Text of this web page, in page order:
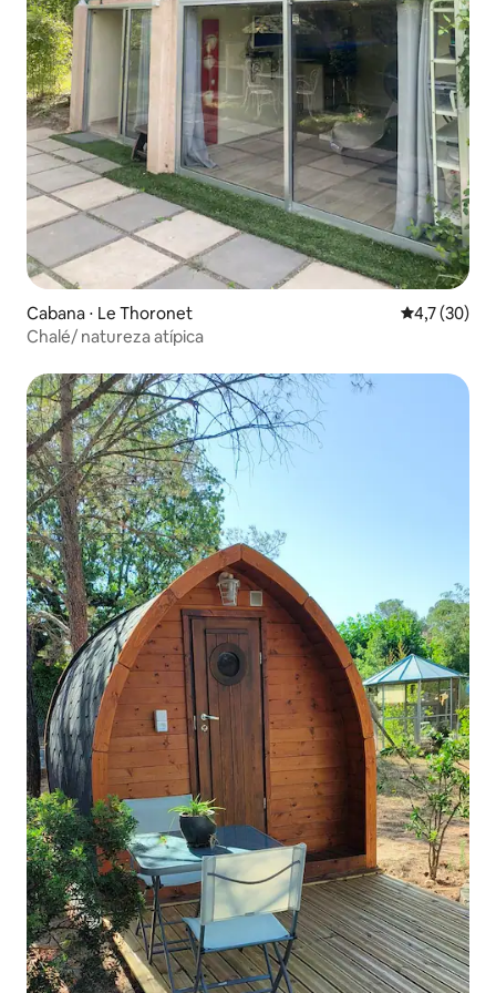
Cabana ⋅ Le Thoronet 4,7 de uma
4,7 (30)
Chalé/ natureza atípica